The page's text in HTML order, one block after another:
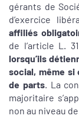
gérants de
d’exercice
affiliés
de l’article L.
lorsqu’ils
social, même si
de parts. La
majoritaire
non au niveau